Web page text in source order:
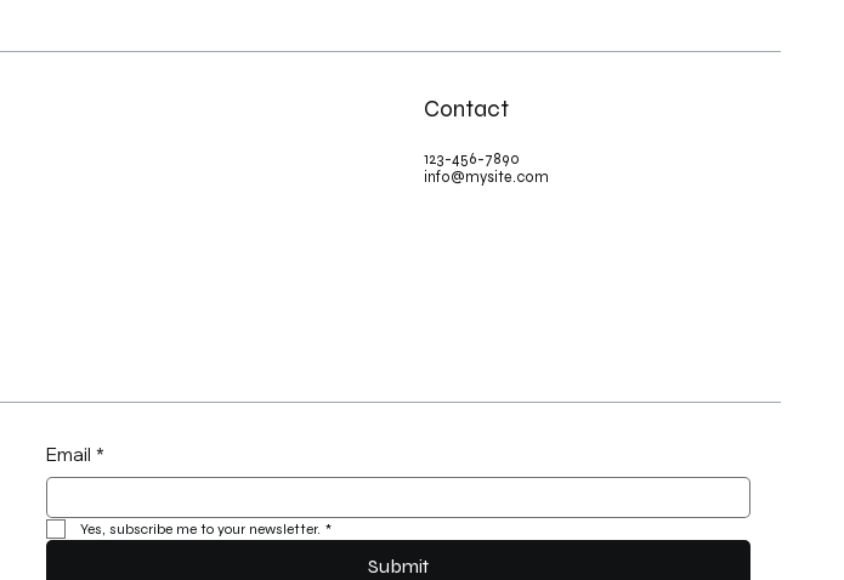
Contact
123-456-7890
info@mysite.com
Email *
Yes, subscribe me to your newsletter. *
Submit